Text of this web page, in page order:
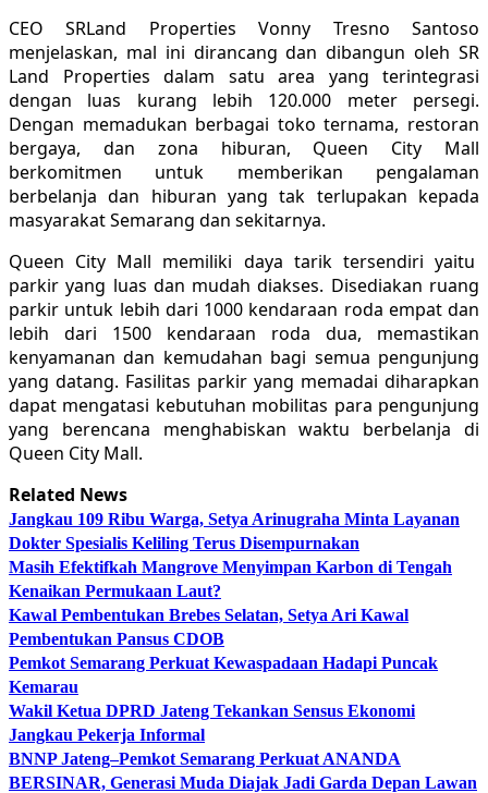
CEO SRLand Properties Vonny Tresno Santoso
menjelaskan, mal ini dirancang dan dibangun oleh SR
Land Properties dalam satu area yang terintegrasi
dengan luas kurang lebih 120.000 meter persegi.
Dengan memadukan berbagai toko ternama, restoran
bergaya, dan zona hiburan, Queen City Mall
berkomitmen untuk memberikan pengalaman
berbelanja dan hiburan yang tak terlupakan kepada
masyarakat Semarang dan sekitarnya.
Queen City Mall memiliki daya tarik tersendiri yaitu
parkir yang luas dan mudah diakses. Disediakan ruang
parkir untuk lebih dari 1000 kendaraan roda empat dan
lebih dari 1500 kendaraan roda dua, memastikan
kenyamanan dan kemudahan bagi semua pengunjung
yang datang. Fasilitas parkir yang memadai diharapkan
dapat mengatasi kebutuhan mobilitas para pengunjung
yang berencana menghabiskan waktu berbelanja di
Queen City Mall.
Related News
Jangkau 109 Ribu Warga, Setya Arinugraha Minta Layanan
Dokter Spesialis Keliling Terus Disempurnakan
Masih Efektifkah Mangrove Menyimpan Karbon di Tengah
Kenaikan Permukaan Laut?
Kawal Pembentukan Brebes Selatan, Setya Ari Kawal
Pembentukan Pansus CDOB
Pemkot Semarang Perkuat Kewaspadaan Hadapi Puncak
Kemarau
Wakil Ketua DPRD Jateng Tekankan Sensus Ekonomi
Jangkau Pekerja Informal
BNNP Jateng–Pemkot Semarang Perkuat ANANDA
BERSINAR, Generasi Muda Diajak Jadi Garda Depan Lawan